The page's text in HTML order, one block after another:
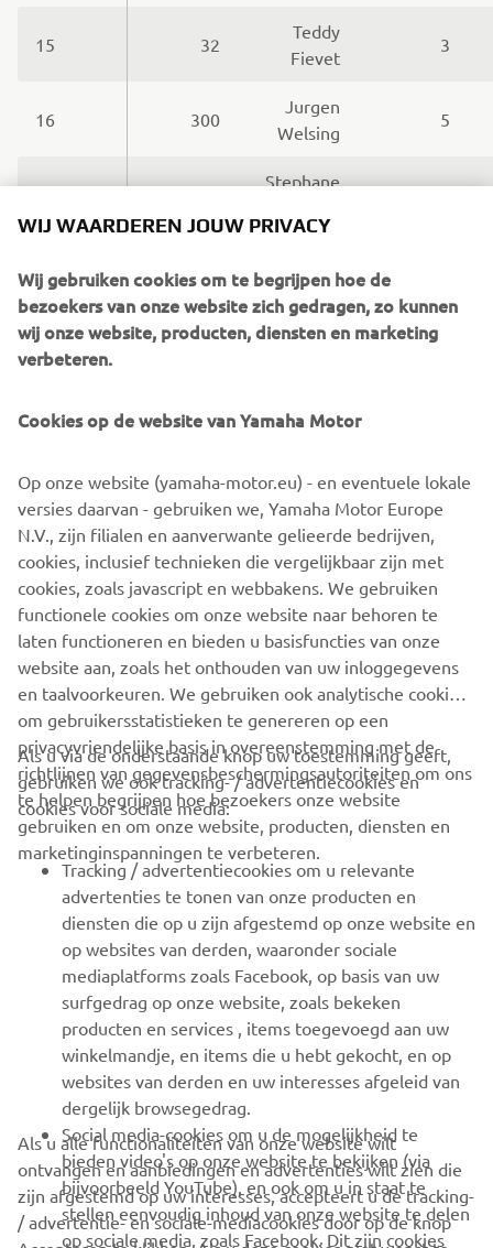
15 32
Teddy
Fievet
3
16 300
Jurgen
Welsing
5
Stephane
18
Steenbeek
19 55
Louis
DNS
20 153
Rop
21 5 Jens Blang
22 98
Sanne
Bruin
23 81
Daniel
Krabacher
CORPORATE
VOOR BEDRIJVEN
MEER YAMAHA
ONDERSTEUNING
NIEUWSBRIEF
Wees de eerste die meer te weten komt over de nieuwste deals,
speciale evenementen, nieuwe producten en nog veel meer
ABONNEREN
WIJ WAARDEREN JOUW PRIVACY
Wij gebruiken cookies om te begrijpen hoe de
bezoekers van onze website zich gedragen, zo kunnen
wij onze website, producten, diensten en marketing
verbeteren.
Cookies op de website van Yamaha Motor
Op onze website (yamaha-motor.eu) - en eventuele lokale
versies daarvan - gebruiken we, Yamaha Motor Europe
N.V., zijn filialen en aanverwante gelieerde bedrijven,
cookies, inclusief technieken die vergelijkbaar zijn met
cookies, zoals javascript en webbakens. We gebruiken
functionele cookies om onze website naar behoren te
laten functioneren en bieden u basisfuncties van onze
website aan, zoals het onthouden van uw inloggegevens
en taalvoorkeuren. We gebruiken ook analytische cookies
om gebruikersstatistieken te genereren op een
privacyvriendelijke basis in overeenstemming met de
richtlijnen van gegevensbeschermingsautoriteiten om ons
te helpen begrijpen hoe bezoekers onze website
gebruiken en om onze website, producten, diensten en
marketinginspanningen te verbeteren.
Als u via de onderstaande knop uw toestemming geeft,
gebruiken we ook tracking- / advertentiecookies en
cookies voor sociale media:
Tracking / advertentiecookies om u relevante
advertenties te tonen van onze producten en
diensten die op u zijn afgestemd op onze website en
op websites van derden, waaronder sociale
mediaplatforms zoals Facebook, op basis van uw
surfgedrag op onze website, zoals bekeken
producten en services , items toegevoegd aan uw
winkelmandje, en items die u hebt gekocht, en op
websites van derden en uw interesses afgeleid van
dergelijk browsegedrag.
Social media-cookies om u de mogelijkheid te
bieden video's op onze website te bekijken (via
bijvoorbeeld YouTube), en ook om u in staat te
stellen eenvoudig inhoud van onze website te delen
op sociale media, zoals Facebook. Dit zijn cookies
Als u alle functionaliteiten van onze website wilt
ontvangen en aanbiedingen en advertenties wilt zien die
zijn afgestemd op uw interesses, accepteert u de tracking-
/ advertentie- en sociale-mediacookies door op de knop